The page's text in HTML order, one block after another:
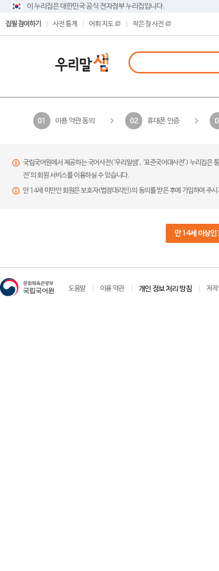
이 누리집은 대한민국 공식 전자정부 누리집입니다.
집필 참여하기 사전 통계 어휘 지도 작은 창 사전
01 이용 약관 동의 02 휴대폰 인증
국립국어원에서 제공하는 국어사전(‘우리말샘’, ‘표준국어대사전’) 누리집
전’의 회원 서비스를 이용하실 수 있습니다.
만 14세 미만인 회원은 보호자(법정대리인)의 동의를 받은 후에 가입하여 주
만 14세 이상인
도움말 이용 약관 개인 정보 처리 방침 저